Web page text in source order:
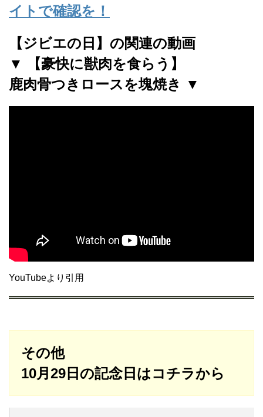
イトで確認を！
【ジビエの日】の関連の動画
▼ 【豪快に獣肉を食らう】
鹿肉骨つきロースを塊焼き ▼
YouTubeより引用
その他
10月29日の記念日はコチラから